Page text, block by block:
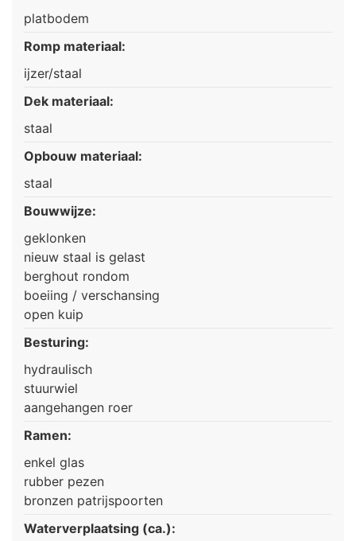
platbodem
Romp materiaal:
ijzer/staal
Dek materiaal:
staal
Opbouw materiaal:
staal
Bouwwijze:
geklonken
nieuw staal is gelast
berghout rondom
boeiing / verschansing
open kuip
Besturing:
hydraulisch
stuurwiel
aangehangen roer
Ramen:
enkel glas
rubber pezen
bronzen patrijspoorten
Waterverplaatsing (ca.):